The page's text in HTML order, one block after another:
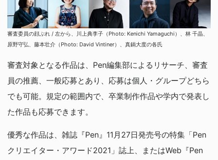
審査委員の顔ぶれ / 左から、川上典李子（Photo: Kenichi Yamaguchi）、林 千晶、
原野守弘、藤本壮介（Photo: David Vintiner）、真鍋大度の各氏
審査対象となる作品は、Pen編集部によるリサーチ、審査
員の推薦、一般応募とあり、応募は個人・グループどちら
でも可能。規定の範囲内で、卒業制作作品や学内で発表し
た作品も応募できます。
優秀な作品は、雑誌『Pen』11月27日発売号の特集「Pen
クリエイター・アワード2021」誌上、またはWeb『Pen